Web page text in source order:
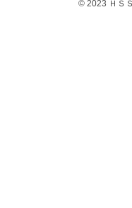
© 2023 ＨＳ